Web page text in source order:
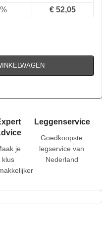
€ 52,05
je
klus
Leggenservice
Goedkoopste
legservice van
Nederland